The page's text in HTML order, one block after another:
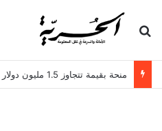
بحث عن